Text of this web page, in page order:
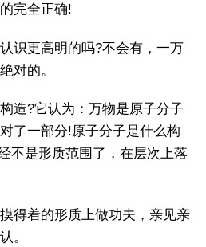
完全正确!
识更高明的吗?不会有，一万
对的。
造?它认为：万物是原子分子
了一部分!原子分子是什么构
不是形质范围了，在层次上落
得着的形质上做功夫，亲见亲
。